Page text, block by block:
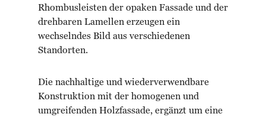
Rhombusleisten der opaken Fassade und der
drehbaren Lamellen erzeugen ein
wechselndes Bild aus verschiedenen
Standorten.
Die nachhaltige und wiederverwendbare
Konstruktion mit der homogenen und
umgreifenden Holzfassade, ergänzt um eine